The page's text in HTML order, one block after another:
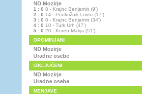
ND Mozirje
1 : 0 8 - Krajnc Benjamin (9')
2 : 0 14 - Podkrižnik Lovro (17')
3 : 0 8 - Krajnc Benjamin (34')
4 : 0 10 - Turk Urh (47')
5 : 0 20 - Koren Matija (51')
OPOMINJANI
ND Mozirje
Uradne osebe
IZKLJUČENI
ND Mozirje
Uradne osebe
MENJAVE